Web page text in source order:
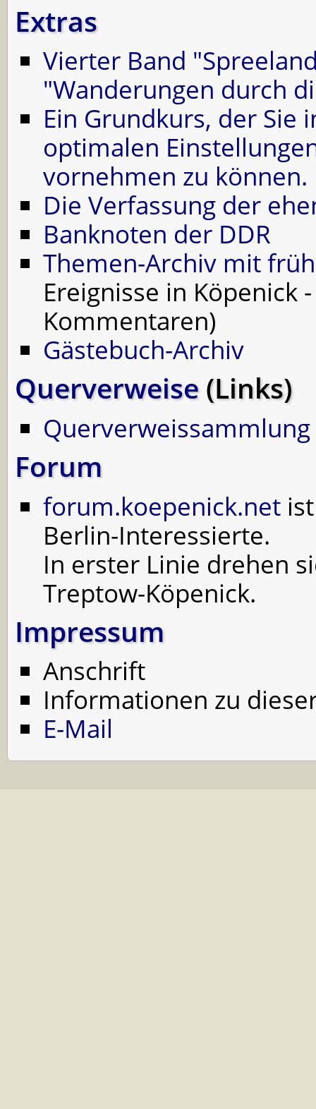
Extras
Vierter Band
"Wanderungen durch
Ein Grundkurs, der Sie
optimalen
vornehmen zu können.
Die Verfassung der
Banknoten der DDR
Themen-Archiv mit
Ereignisse in
Kommentaren)
Gästebuch-Archiv
Querverweise(Links)
Querverweissammlung
Forum
forum.koepenick.net
Berlin-Interessierte.
In erster Linie drehen
Treptow-Köpenick.
Impressum
Anschrift
Informationen zu
E-Mail